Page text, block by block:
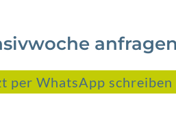
anfragen
per WhatsApp schreiben